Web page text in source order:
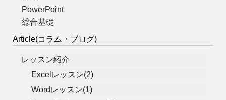
PowerPoint
総合基礎
Article(コラム・ブログ)
レッスン紹介
Excelレッスン(2)
Wordレッスン(1)